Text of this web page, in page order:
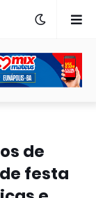
de
festa